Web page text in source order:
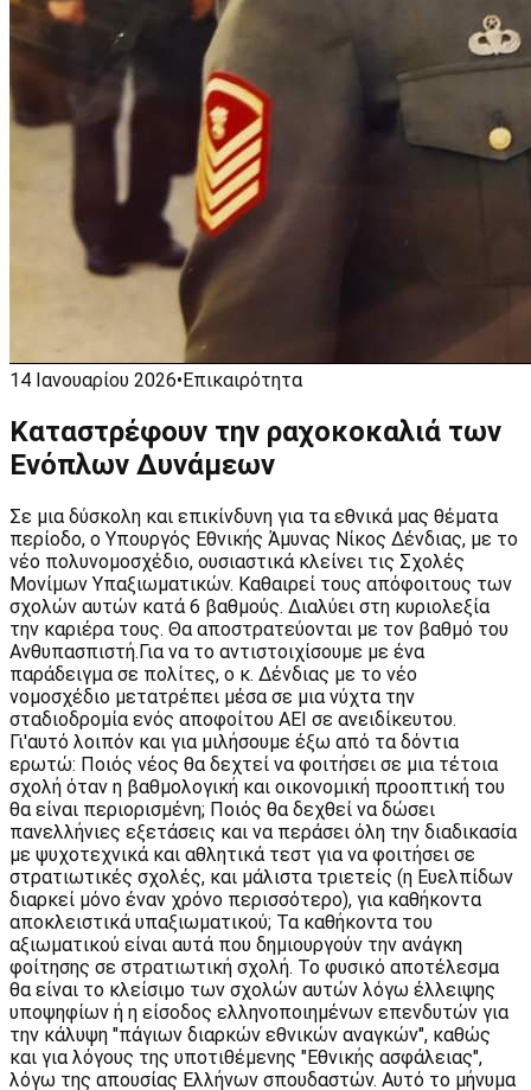
14 Ιανουαρίου 2026•Επικαιρότητα
Καταστρέφουν την ραχοκοκαλιά των
Ενόπλων Δυνάμεων
Σε μια δύσκολη και επικίνδυνη για τα εθνικά μας θέματα
περίοδο, ο Υπουργός Εθνικής Άμυνας Νίκος Δένδιας, με το
νέο πολυνομοσχέδιο, ουσιαστικά κλείνει τις Σχολές
Μονίμων Υπαξιωματικών. Καθαιρεί τους απόφοιτους των
σχολών αυτών κατά 6 βαθμούς. Διαλύει στη κυριολεξία
την καριέρα τους. Θα αποστρατεύονται με τον βαθμό του
Ανθυπασπιστή.Για να το αντιστοιχίσουμε με ένα
παράδειγμα σε πολίτες, ο κ. Δένδιας με το νέο
νομοσχέδιο μετατρέπει μέσα σε μια νύχτα την
σταδιοδρομία ενός αποφοίτου ΑΕΙ σε ανειδίκευτου.
Γι'αυτό λοιπόν και για μιλήσουμε έξω από τα δόντια
ερωτώ: Ποιός νέος θα δεχτεί να φοιτήσει σε μια τέτοια
σχολή όταν η βαθμολογική και οικονομική προοπτική του
θα είναι περιορισμένη; Ποιός θα δεχθεί να δώσει
πανελλήνιες εξετάσεις και να περάσει όλη την διαδικασία
με ψυχοτεχνικά και αθλητικά τεστ για να φοιτήσει σε
στρατιωτικές σχολές, και μάλιστα τριετείς (η Ευελπίδων
διαρκεί μόνο έναν χρόνο περισσότερο), για καθήκοντα
αποκλειστικά υπαξιωματικού; Τα καθήκοντα του
αξιωματικού είναι αυτά που δημιουργούν την ανάγκη
φοίτησης σε στρατιωτική σχολή. Το φυσικό αποτέλεσμα
θα είναι το κλείσιμο των σχολών αυτών λόγω έλλειψης
υποψηφίων ή η είσοδος ελληνοποιημένων επενδυτών για
την κάλυψη "πάγιων διαρκών εθνικών αναγκών", καθώς
και για λόγους της υποτιθέμενης "Εθνικής ασφάλειας",
λόγω της απουσίας Ελλήνων σπουδαστών. Αυτό το μήνυμα